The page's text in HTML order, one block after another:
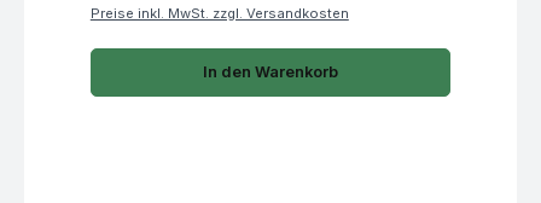
Preise inkl. MwSt. zzgl. Versandkosten
In den Warenkorb